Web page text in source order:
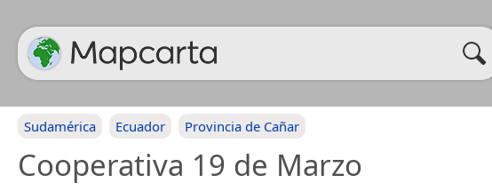
Sudamérica Ecuador Provincia de Cañar
Cooperativa 19 de Marzo